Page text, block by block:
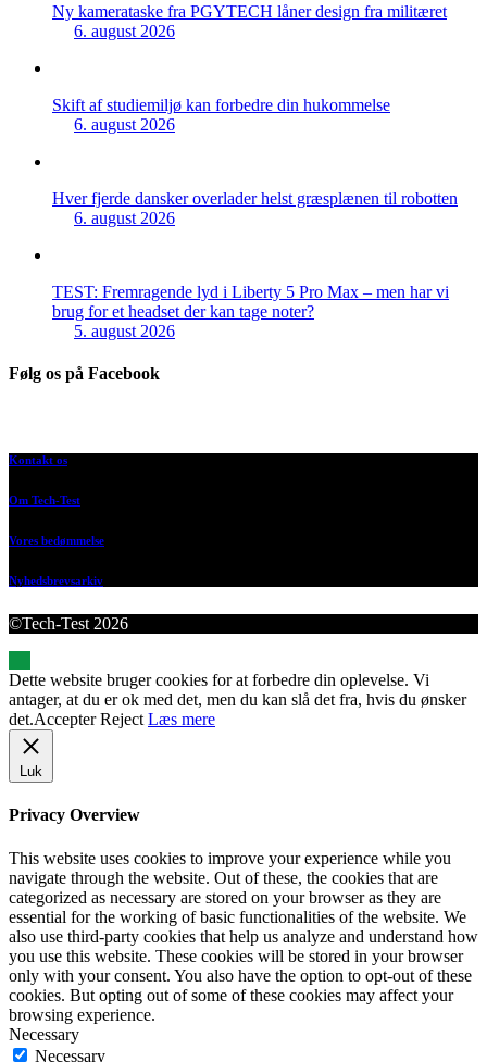
Ny kamerataske fra PGYTECH låner design fra militæret
6. august 2026
Skift af studiemiljø kan forbedre din hukommelse
6. august 2026
Hver fjerde dansker overlader helst græsplænen til robotten
6. august 2026
TEST: Fremragende lyd i Liberty 5 Pro Max – men har vi
brug for et headset der kan tage noter?
5. august 2026
Følg os på Facebook
Kontakt os
Om Tech-Test
Vores bedømmelse
Nyhedsbrevsarkiv
©Tech-Test 2026
Dette website bruger cookies for at forbedre din oplevelse. Vi
antager, at du er ok med det, men du kan slå det fra, hvis du ønsker
det.Accepter Reject Læs mere
Luk
Privacy Overview
This website uses cookies to improve your experience while you
navigate through the website. Out of these, the cookies that are
categorized as necessary are stored on your browser as they are
essential for the working of basic functionalities of the website. We
also use third-party cookies that help us analyze and understand how
you use this website. These cookies will be stored in your browser
only with your consent. You also have the option to opt-out of these
cookies. But opting out of some of these cookies may affect your
browsing experience.
Necessary
Necessary